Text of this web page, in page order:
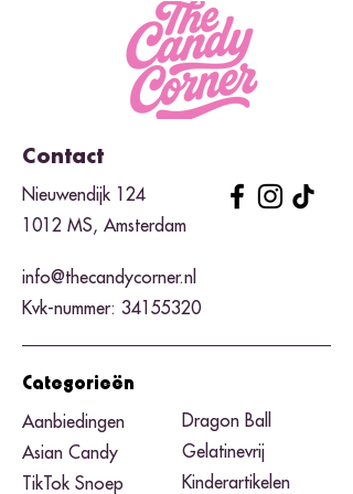
Contact
Nieuwendijk 124
1012 MS, Amsterdam
info@thecandycorner.nl
Kvk-nummer: 34155320
Categorieën
Aanbiedingen
Asian Candy
TikTok Snoep
Dragon Ball
Gelatinevrij
Kinderartikelen